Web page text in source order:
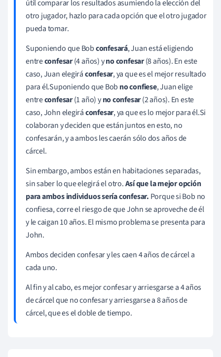
útil comparar los resultados asumiendo la elección del
otro jugador, hazlo para cada opción que el otro jugador
pueda tomar.
Suponiendo que Bobconfesará, Juan está eligiendo
entreconfesar(4 años) yno confesar(8 años). En este
caso, Juan elegiráconfesar, ya que es el mejor resultado
para él.Suponiendo que Bob no confiese, Juan elige
entreconfesar(1 año) yno confesar(2 años). En este
caso, John elegiráconfesar, ya que es lo mejor para él.Si
colaboran y deciden que están juntos en esto, no
confesarán, y a ambos les caerán sólo dos años de
cárcel.
Sin embargo, ambos están en habitaciones separadas,
sin saber lo que elegirá el otro.Así que la mejor opción
para ambos individuos sería confesar. Porque si Bob no
confiesa, corre el riesgo de que John se aproveche de él
y le caigan 10 años. El mismo problema se presenta para
John.
Ambos deciden confesar y les caen 4 años de cárcel a
cada uno.
Al fin y al cabo, es mejor confesar y arriesgarse a 4 años
de cárcel que no confesar y arriesgarse a 8 años de
cárcel, que es el doble de tiempo.